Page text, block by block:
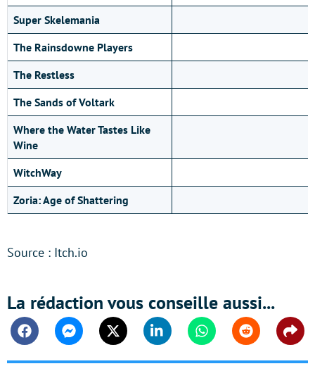
Super Skelemania
The Rainsdowne Players
The Restless
The Sands of Voltark
Where the Water Tastes Like
Wine
WitchWay
Zoria: Age of Shattering
Source : Itch.io
La rédaction vous conseille aussi...
FacebookMessengerTwitter Linkedin WhatsappReddit